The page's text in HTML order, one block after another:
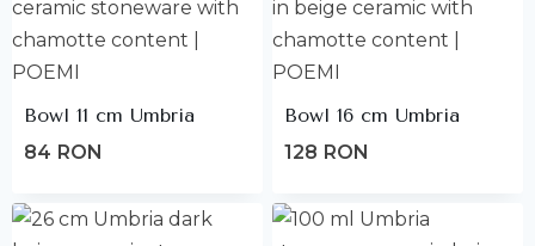
Bowl 11 cm Umbria
84 RON
Bowl 16 cm Umbria
128 RON